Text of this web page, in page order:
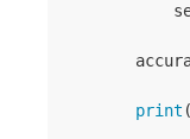
print